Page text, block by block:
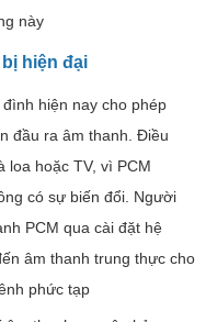
này​
hiện đại
hiện nay cho phép
đầu ra âm thanh. Điều
loa hoặc TV, vì PCM
có sự biến đổi. Người
PCM qua cài đặt hệ
âm thanh trung thực cho
phức tạp​